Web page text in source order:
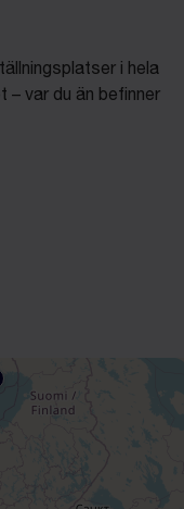
i hela
– var du än befinner